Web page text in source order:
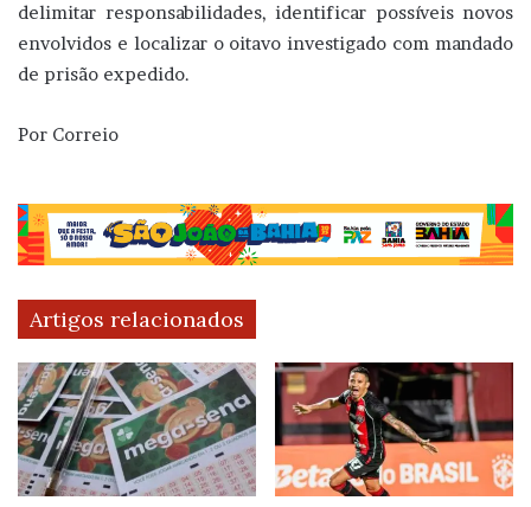
delimitar responsabilidades, identificar possíveis novos
envolvidos e localizar o oitavo investigado com mandado
de prisão expedido.
Por Correio
Artigos relacionados